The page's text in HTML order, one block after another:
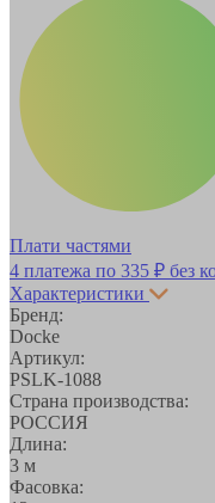
Плати частями
4 платежа по 335 ₽ без
Характеристики
Бренд:
Docke
Артикул:
PSLK-1088
Страна производства:
РОССИЯ
Длина:
3 м
Фасовка: